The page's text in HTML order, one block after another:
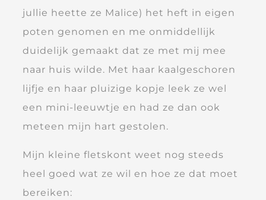
jullie heette ze Malice) het heft in eigen
poten genomen en me onmiddellijk
duidelijk gemaakt dat ze met mij mee
naar huis wilde. Met haar kaalgeschoren
lijfje en haar pluizige kopje leek ze wel
een mini-leeuwtje en had ze dan ook
meteen mijn hart gestolen.
Mijn kleine fletskont weet nog steeds
heel goed wat ze wil en hoe ze dat moet
bereiken: